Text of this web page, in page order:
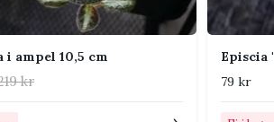
fint i växtskåp, terrarium eller på en
i ampel 10,5 cm
kr
Episcia
79 kr